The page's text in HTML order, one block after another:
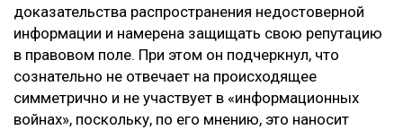
доказательства распространения недостоверной
информации и намерена защищать свою репутацию
в правовом поле. При этом он подчеркнул, что
сознательно не отвечает на происходящее
симметрично и не участвует в «информационных
войнах», поскольку, по его мнению, это наносит